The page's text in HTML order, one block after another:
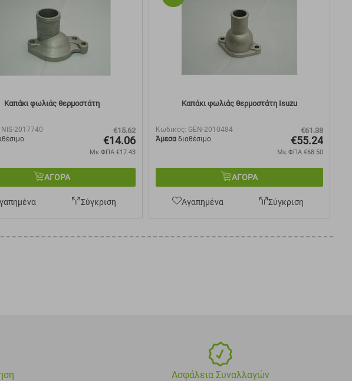
Καπάκι φωλιάς θερμοστάτη
NIS-2017740
€15.62
€14.06
Με ΦΠΑ €17.43
ΑΓΟΡΑ
Σύγκριση
Καπάκι φωλιάς θερμοστάτη Isuzu
Κωδικός: GEN-2010484
Άμεσα διαθέσιμο
€61.38
€55.24
Με ΦΠΑ €68.50
ΑΓΟΡΑ
Αγαπημένα Σύγκριση
Ασφάλεια Συναλλαγών